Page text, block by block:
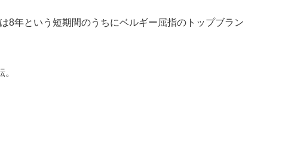
8年という短期間のうちにベルギー屈指のトップブラン